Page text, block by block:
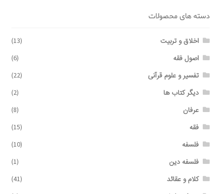
دسته های محصولات
اخلاق و تربیت (13)
اصول فقه (6)
تفسیر و علوم قرآنی (22)
دیگر کتاب ها (2)
عرفان (8)
فقه (15)
فلسفه (10)
فلسفه دین (1)
کلام و عقائد (41)